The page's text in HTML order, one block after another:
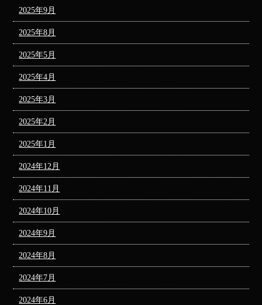
2025年9月
2025年8月
2025年5月
2025年4月
2025年3月
2025年2月
2025年1月
2024年12月
2024年11月
2024年10月
2024年9月
2024年8月
2024年7月
2024年6月